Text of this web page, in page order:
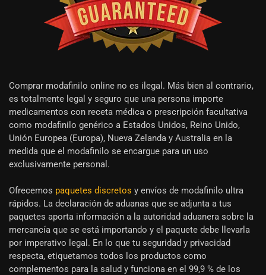
Comprar modafinilo online no es ilegal. Más bien al contrario,
es totalmente legal y seguro que una persona importe
medicamentos con receta médica o prescripción facultativa
como modafinilo genérico a Estados Unidos, Reino Unido,
Unión Europea (Europa), Nueva Zelanda y Australia en la
medida que el modafinilo se encargue para un uso
exclusivamente personal.
Ofrecemos paquetes discretos y envíos de modafinilo ultra
rápidos. La declaración de aduanas que se adjunta a tus
paquetes aporta información a la autoridad aduanera sobre la
mercancía que se está importando y el paquete debe llevarla
por imperativo legal. En lo que tu seguridad y privacidad
respecta, etiquetamos todos los productos como
complementos para la salud y funciona en el 99,9 % de los